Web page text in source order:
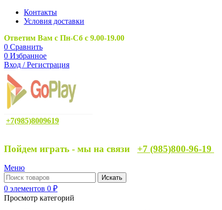
Контакты
Условия доставки
Ответим Вам с Пн-Сб с 9.00-19.00
0 Сравнить
0 Избранное
Вход / Регистрация
+7(985)8009619
Пойдем играть - мы на связи +7 (985)800-96-19
Меню
Искать
0 элементов 0 ₽
Просмотр категорий